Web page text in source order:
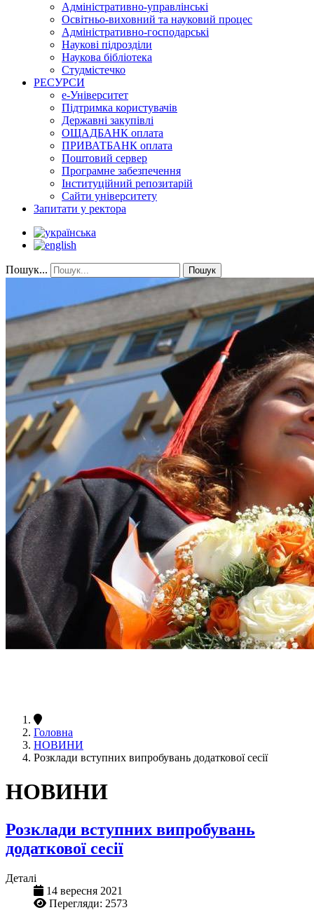
Адміністративно-управлінські
Освітньо-виховний та науковий процес
Адміністративно-господарські
Наукові підрозділи
Наукова бібліотека
Студмістечко
РЕСУРСИ
е-Університет
Підтримка користувачів
Державні закупівлі
ОЩАДБАНК оплата
ПРИВАТБАНК оплата
Поштовий сервер
Програмне забезпечення
Інституційний репозитарій
Сайти університету
Запитати у ректора
Пошук... Пошук
Головна
НОВИНИ
Розклади вступних випробувань додаткової сесії
НОВИНИ
Розклади вступних випробувань
додаткової сесії
Деталі
14 вересня 2021
Перегляди: 2573